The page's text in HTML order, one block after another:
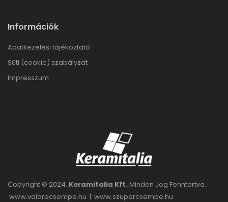
Információk
Adatkezelési tájékoztató
Süti (cookie) szabályzat
Impresszum
Copyright © 2024. Keramitalia Kft. Minden Jog Fenntartva.
www.valorecsempe.hu | www.szupercsempe.hu